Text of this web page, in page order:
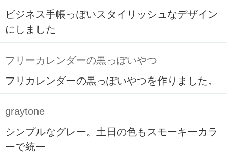
ビジネス手帳っぽいスタイリッシュなデザイン
にしました
フリーカレンダーの黒っぽいやつ
フリカレンダーの黒っぽいやつを作りました。
graytone
シンプルなグレー。土日の色もスモーキーカラ
ーで統一